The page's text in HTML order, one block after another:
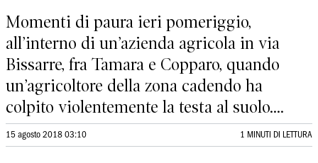
Momenti di paura ieri pomeriggio,
all’interno di un’azienda agricola in via
Bissarre, fra Tamara e Copparo, quando
un’agricoltore della zona cadendo ha
colpito violentemente la testa al suolo....
15 agosto 2018 03:10 1 MINUTI DI LETTURA